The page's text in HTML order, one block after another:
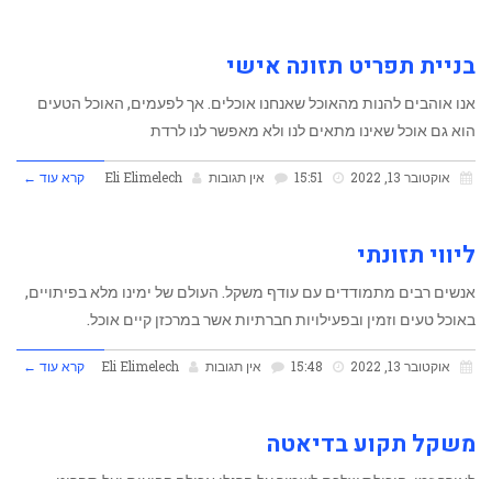
בניית תפריט תזונה אישי
אנו אוהבים להנות מהאוכל שאנחנו אוכלים. אך לפעמים, האוכל הטעים
הוא גם אוכל שאינו מתאים לנו ולא מאפשר לנו לרדת
אוקטובר 13, 2022 אין תגובות Eli Elimelech קרא עוד ←
ליווי תזונתי
אנשים רבים מתמודדים עם עודף משקל. העולם של ימינו מלא בפיתויים,
באוכל טעים וזמין ובפעילויות חברתיות אשר במרכזן קיים אוכל.
אוקטובר 13, 2022 אין תגובות Eli Elimelech קרא עוד ←
משקל תקוע בדיאטה